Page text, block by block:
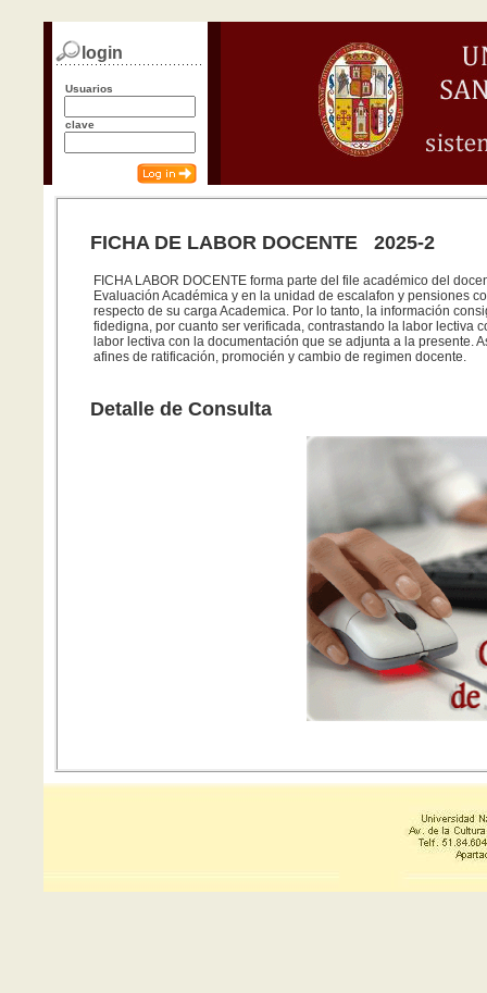
login
Usuarios
clave
FICHA DE LABOR DOCENTE 2025-2
FICHA LABOR DOCENTE forma parte del file académico del
Evaluación Académica y en la unidad de escalafon y pensiones
respecto de su carga Academica. Por lo tanto, la información
fidedigna, por cuanto ser verificada, contrastando la labor lectiva
labor lectiva con la documentación que se adjunta a la presente.
afines de ratificación, promocién y cambio de regimen docente.
Detalle de Consulta